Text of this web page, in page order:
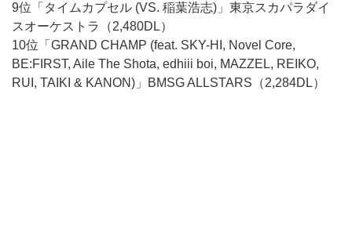
9位「タイムカプセル (VS. 稲葉浩志)」東京スカパラダイ
スオーケストラ（2,480DL）
10位「GRAND CHAMP (feat. SKY-HI, Novel Core,
BE:FIRST, Aile The Shota, edhiii boi, MAZZEL, REIKO,
RUI, TAIKI & KANON)」BMSG ALLSTARS（2,284DL）